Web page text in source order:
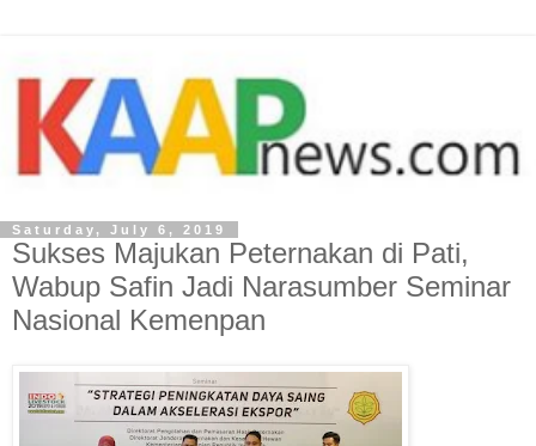
Saturday, July 6, 2019
Sukses Majukan Peternakan di Pati,
Wabup Safin Jadi Narasumber Seminar
Nasional Kemenpan